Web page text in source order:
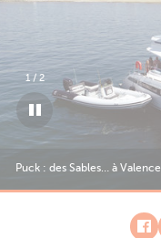
Puck : des Sables… à Valence
1/ 2